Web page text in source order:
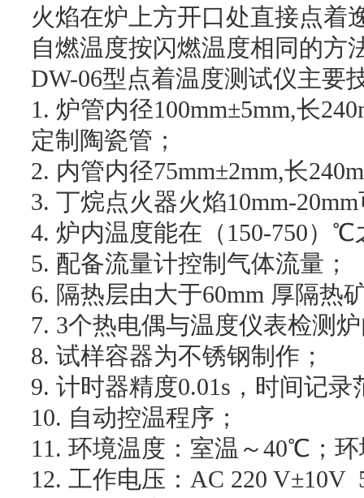
火焰在炉上方开口处直接点着
自燃温度按闪燃温度相同的方
DW-06型点着温度测试仪主要
1. 炉管内径100mm±5mm,长
定制陶瓷管；
2. 内管内径75mm±2mm,长
3. 丁烷点火器火焰10mm-20mm
4. 炉内温度能在（150-750）℃
5. 配备流量计控制气体流量；
6. 隔热层由大于60mm 厚隔热
7. 3个热电偶与温度仪表检测
8. 试样容器为不锈钢制作；
9. 计时器精度0.01s ，时间记录
10. 自动控温程序；
11. 环境温度：室温～40℃；环
12. 工作电压： AC 220 V±10V